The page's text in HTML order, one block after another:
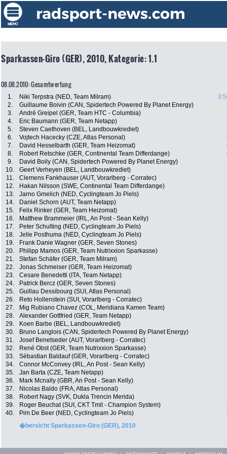
Sparkassen-Giro (GER), 2010, Kategorie: 1.1
08.08.2010: Gesamtwertung
1. Niki Terpstra (NED, Team Milram)
2.
Guillaume Boivin (CAN, Spidertech Powered By Planet Energy)
3.
André Greipel (GER, Team HTC - Columbia)
4.
Eric Baumann (GER, Team Netapp)
5.
Steven Caethoven (BEL, Landbouwkrediet)
6.
Vojtech Hacecky (CZE, Atlas Personal)
7.
David Hesselbarth (GER, Team Heizomat)
8.
Robert Retschke (GER, Continental Team Differdange)
9.
David Boily (CAN, Spidertech Powered By Planet Energy)
10.
Geert Verheyen (BEL, Landbouwkrediet)
11.
Clemens Fankhauser (AUT, Vorarlberg - Corratec)
12.
Hakan Nilsson (SWE, Continental Team Differdange)
13.
Jarno Gmelich (NED, Cyclingteam Jo Piels)
14.
Daniel Schorn (AUT, Team Netapp)
15.
Felix Rinker (GER, Team Heizomat)
16.
Matthew Brammeier (IRL, An Post - Sean Kelly)
17.
Peter Schulting (NED, Cyclingteam Jo Piels)
18.
Jelle Posthuma (NED, Cyclingteam Jo Piels)
19.
Frank Danie Wagner (GER, Seven Stones)
20.
Philipp Mamos (GER, Team Nutrixxion Sparkasse)
21.
Stefan Schäfer (GER, Team Milram)
22.
Jonas Schmeiser (GER, Team Heizomat)
23.
Cesare Benedetti (ITA, Team Netapp)
24.
Patrick Bercz (GER, Seven Stones)
25.
Guillau Dessibourg (SUI, Atlas Personal)
26.
Reto Hollenstein (SUI, Vorarlberg - Corratec)
27.
Mig Rubiano Chavez (COL, Meridiana Kamen Team)
28.
Alexander Gottfried (GER, Team Netapp)
29.
Koen Barbe (BEL, Landbouwkrediet)
30.
Bruno Langlois (CAN, Spidertech Powered By Planet Energy)
31.
Josef Benetseder (AUT, Vorarlberg - Corratec)
32.
René Obst (GER, Team Nutrixxion Sparkasse)
33.
Sébastian Baldauf (GER, Vorarlberg - Corratec)
34.
Connor McConvey (IRL, An Post - Sean Kelly)
35.
Jan Barta (CZE, Team Netapp)
36.
Mark Mcnally (GBR, An Post - Sean Kelly)
37.
Nicolas Baldo (FRA, Atlas Personal)
38.
Robert Nagy (SVK, Dukla Trencin Merida)
39.
Roger Beuchat (SUI, CKT Tmit - Champion System)
40.
Pim De Beer (NED, Cyclingteam Jo Piels)
�bersicht Sparkassen-Giro (GER), 2010